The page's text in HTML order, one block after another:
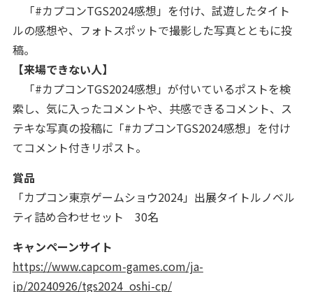
「#カプコンTGS2024感想」を付け、試遊したタイト
ルの感想や、フォトスポットで撮影した写真とともに投
稿。
【来場できない人】
「#カプコンTGS2024感想」が付いているポストを検
索し、気に入ったコメントや、共感できるコメント、ス
テキな写真の投稿に「#カプコンTGS2024感想」を付け
てコメント付きリポスト。
賞品
「カプコン東京ゲームショウ2024」出展タイトルノベル
ティ詰め合わせセット 30名
キャンペーンサイト
https://www.capcom-games.com/ja-
jp/20240926/tgs2024_oshi-cp/